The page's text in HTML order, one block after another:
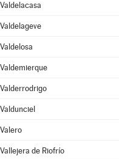
Valdelacasa
Valdelageve
Valdelosa
Valdemierque
Valderrodrigo
Valdunciel
Valero
Vallejera de Riofrío